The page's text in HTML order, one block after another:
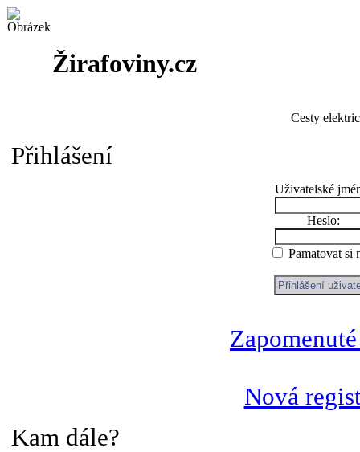
Žirafoviny.cz
Cesty
Přihlášení
Uživatelské
Heslo:
Pamatovat si
Nová
Kam dále?